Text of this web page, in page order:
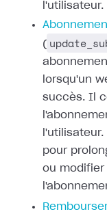
l'utilisateur.
(
lorsqu'un
succès. Il
pour
ou modifier